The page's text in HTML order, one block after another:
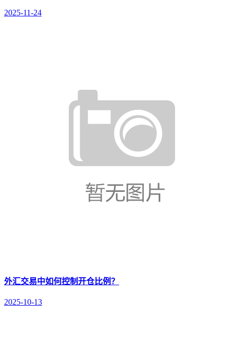
2025-11-24
外汇交易中如何控制开仓比例？
2025-10-13